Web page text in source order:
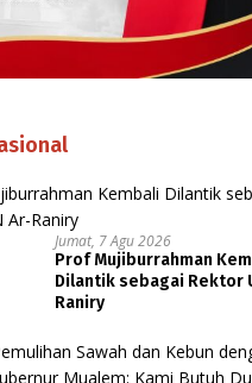
Jumat, 7 Agu 2026
Prof Mujiburrahman
Dilantik sebagai Rektor
Raniry